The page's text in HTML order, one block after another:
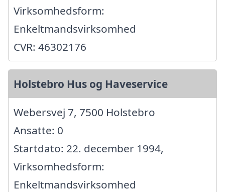
Virksomhedsform:
Enkeltmandsvirksomhed
CVR: 46302176
Holstebro Hus og Haveservice
Webersvej 7, 7500 Holstebro
Ansatte: 0
Startdato: 22. december 1994,
Virksomhedsform:
Enkeltmandsvirksomhed